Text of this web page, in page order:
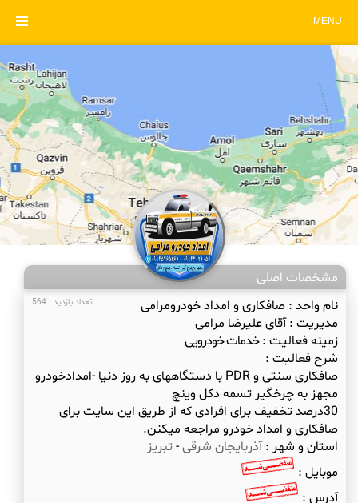
MENU
مشخصات اصلی
تعداد بازدید : 564 نام واحد :صافکاری و امداد خودرومرامی
مدیریت :آقای علیرضا مرامی
زمینه فعالیت :خدمات خودرویی
شرح فعالیت :
صافکاری سنتی و PDR با دستگاههای به روز دنیا -امدادخودرو
30درصد تخفیف برای افرادی که از طریق این سایت برای
صافکاری و امداد خودرو مراجعه میکنن.
استان و شهر :آذربایجان شرقی- تبریز
موبایل :
آدرس :